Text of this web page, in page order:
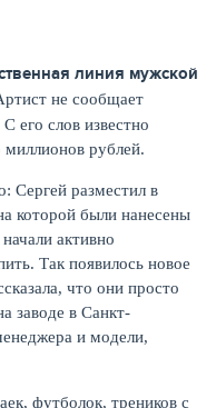
линия мужской
не сообщает
его слов известно
миллионов рублей.
Сергей разместил в
которой были нанесены
активно
Так появилось новое
что они просто
заводе в Санкт-
и модели,
футболок, треников с